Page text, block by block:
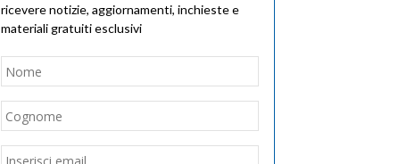
ricevere notizie, aggiornamenti, inchieste e
materiali gratuiti esclusivi
Nome
Email